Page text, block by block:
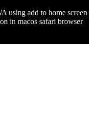
using add to home screen
in macos safari browser